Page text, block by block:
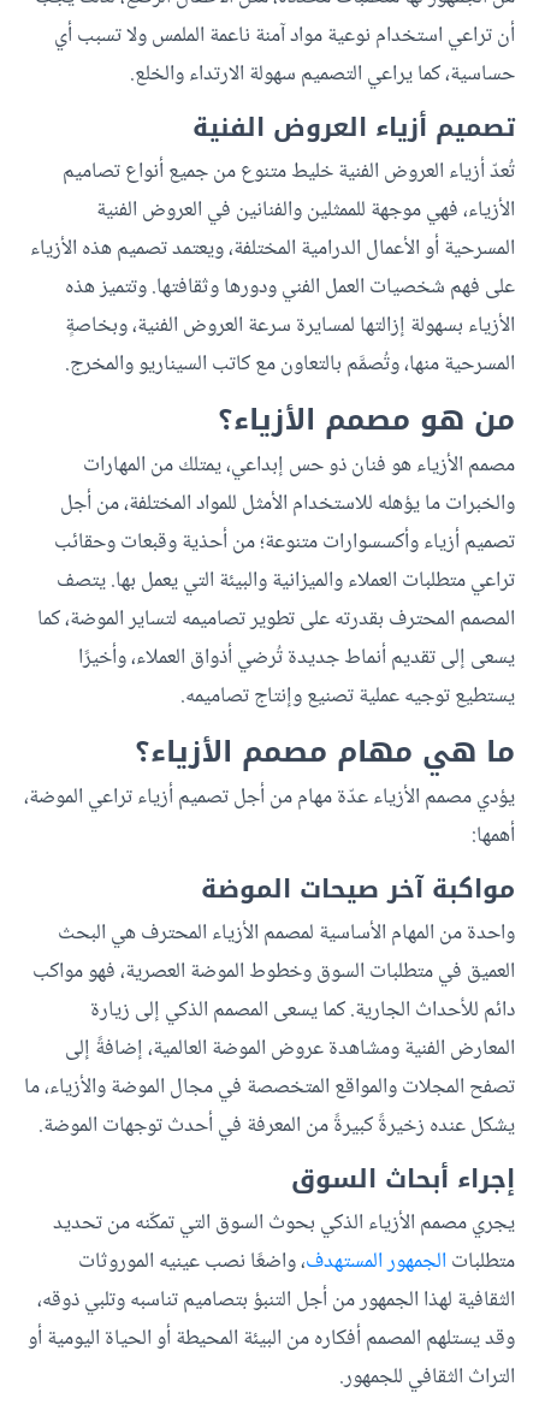
أن تراعي استخدام نوعية مواد آمنة ناعمة الملمس ولا تسبب أي
حساسية، كما يراعي التصميم سهولة الارتداء والخلع.
تصميم أزياء العروض الفنية
تُعدّ أزياء العروض الفنية خليط متنوع من جميع أنواع تصاميم
الأزياء، فهي موجهة للممثلين والفنانين في العروض الفنية
المسرحية أو الأعمال الدرامية المختلفة، ويعتمد تصميم هذه الأزياء
على فهم شخصيات العمل الفني ودورها وثقافتها. وتتميز هذه
الأزياء بسهولة إزالتها لمسايرة سرعة العروض الفنية، وبخاصةٍ
المسرحية منها، وتُصمَّم بالتعاون مع كاتب السيناريو والمخرج.
من هو مصمم الأزياء؟
مصمم الأزياء هو فنان ذو حس إبداعي، يمتلك من المهارات
والخبرات ما يؤهله للاستخدام الأمثل للمواد المختلفة، من أجل
تصميم أزياء وأكسسوارات متنوعة؛ من أحذية وقبعات وحقائب
تراعي متطلبات العملاء والميزانية والبيئة التي يعمل بها. يتصف
المصمم المحترف بقدرته على تطوير تصاميمه لتساير الموضة، كما
يسعى إلى تقديم أنماط جديدة تُرضي أذواق العملاء، وأخيرًا
يستطيع توجيه عملية تصنيع وإنتاج تصاميمه.
ما هي مهام مصمم الأزياء؟
يؤدي مصمم الأزياء عدّة مهام من أجل تصميم أزياء تراعي الموضة،
أهمها:
مواكبة آخر صيحات الموضة
واحدة من المهام الأساسية لمصمم الأزياء المحترف هي البحث
العميق في متطلبات السوق وخطوط الموضة العصرية، فهو مواكب
دائم للأحداث الجارية. كما يسعى المصمم الذكي إلى زيارة
المعارض الفنية ومشاهدة عروض الموضة العالمية، إضافةً إلى
تصفح المجلات والمواقع المتخصصة في مجال الموضة والأزياء، ما
يشكل عنده زخيرةً كبيرةً من المعرفة في أحدث توجهات الموضة.
إجراء أبحاث السوق
يجري مصمم الأزياء الذكي بحوث السوق التي تمكّنه من تحديد
متطلبات الجمهور المستهدف، واضعًا نصب عينيه الموروثات
الثقافية لهذا الجمهور من أجل التنبؤ بتصاميم تناسبه وتلبي ذوقه،
وقد يستلهم المصمم أفكاره من البيئة المحيطة أو الحياة اليومية أو
التراث الثقافي للجمهور.